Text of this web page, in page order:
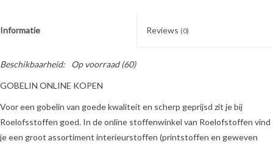
Informatie Reviews (0)
Beschikbaarheid: Op voorraad(60)
GOBELIN ONLINE KOPEN
Voor een gobelin van goede kwaliteit en scherp geprijsd zit je bij
Roelofsstoffen goed. In de online stoffenwinkel van Roelofstoffen vind
je een groot assortiment interieurstoffen (printstoffen en geweven